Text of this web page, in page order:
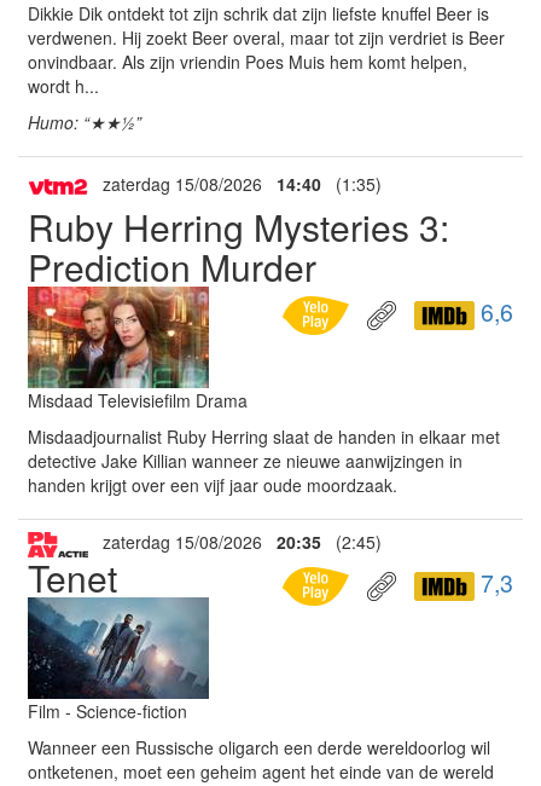
Dikkie Dik ontdekt tot zijn schrik dat zijn liefste knuffel Beer is
verdwenen. Hij zoekt Beer overal, maar tot zijn verdriet is Beer
onvindbaar. Als zijn vriendin Poes Muis hem komt helpen,
wordt h...
Humo: “★★½”
zaterdag 15/08/2026 14:40 (1:35)
Ruby Herring Mysteries 3:
Prediction Murder
6,6
Misdaad Televisiefilm Drama
Misdaadjournalist Ruby Herring slaat de handen in elkaar met
detective Jake Killian wanneer ze nieuwe aanwijzingen in
handen krijgt over een vijf jaar oude moordzaak.
zaterdag 15/08/2026 20:35 (2:45)
Tenet 7,3
Film - Science-fiction
Wanneer een Russische oligarch een derde wereldoorlog wil
ontketenen, moet een geheim agent het einde van de wereld